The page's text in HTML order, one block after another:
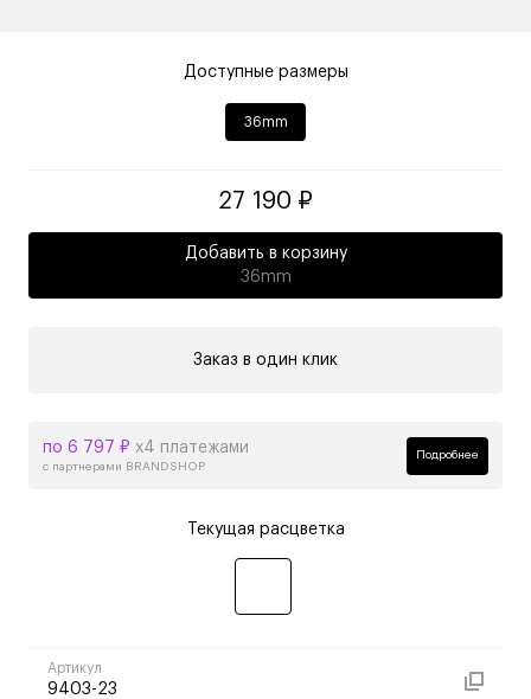
Доступные размеры
36mm
27 190 ₽
Добавить в корзину
36mm
Заказ в один клик
по 6 797 ₽ х4 платежами
с партнерами BRANDSHOP
Подробнее
Текущая расцветка
Артикул
9403-23